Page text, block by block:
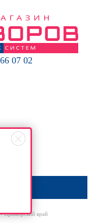
07 02
Приморский край